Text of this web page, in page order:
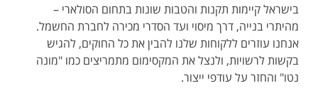
בישראל קיימות תקנות והטבות שונות בתחום הסולארי –
מהיתרי בנייה, דרך מיסוי ועד הסדרי מכירה לחברת החשמל.
אנחנו עוזרים ללקוחות שלנו להבין את כל החוקים, להגיש
בקשות לרשויות, ולנצל את המקסימום מתמריצים כמו "מונה
נטו" והחזר על עודפי ייצור.